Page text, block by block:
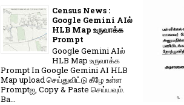
Census News :
Google Gemini AIல்
HLB Map உருவாக்க
Prompt
Google Gemini AIல்
HLB Map உருவாக்க
Prompt In Google Gemini AI HLB
Map upload செய்துவிட்டு கீழே உள்ள
Promptஐ, Copy & Paste செய்யவும்.
Ba...